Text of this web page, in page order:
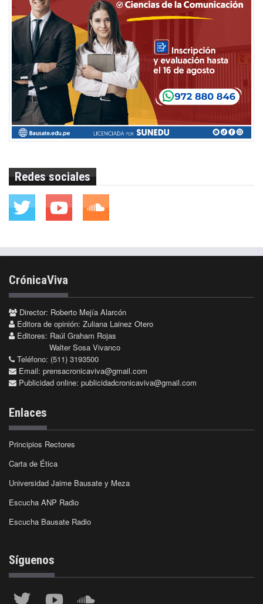
Redes sociales
CrónicaViva
Director: Roberto Mejía Alarcón
Editora de opinión: Zuliana Lainez Otero
Editores: Raúl Graham Rojas
Walter Sosa Vivanco
Teléfono: (511) 3193500
Email: prensacronicaviva@gmail.com
Publicidad online: publicidadcronicaviva@gmail.com
Enlaces
Principios Rectores
Carta de Ética
Universidad Jaime Bausate y Meza
Escucha ANP Radio
Escucha Bausate Radio
Síguenos